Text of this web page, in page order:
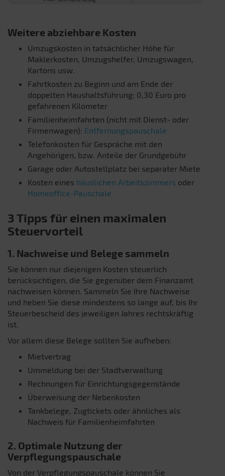
Weitere abziehbare Kosten
Umzugskosten in tatsächlicher Höhe für
Maklerkosten, Umzugshelfer, Umzugswagen,
Kartons usw.
Fahrtkosten zu Beginn und am Ende der
doppelten Haushaltsführung: 0,30 Euro pro
gefahrenen Kilometer
Familienheimfahrten (nicht mit Dienst- oder
Firmenwagen): Entfernungspauschale
Telefonkosten für Gespräche mit den
Angehörigen, bzw. Anteile der Grundgebühr
Garage oder Autostellplatz bei separater Miete
Kosten eines häuslichen Arbeitszimmers oder
Homeoffice-Pauschale
3 Tipps für einen maximalen
Steuervorteil
1. Nachweise und Belege sammeln
Sie können nur diejenigen Kosten steuerlich
berücksichtigen, die Sie gegenüber dem Finanzamt
nachweisen können. Sammeln Sie Ihre Nachweise
und heben Sie diese mindestens so lange auf, bis Ihr
Steuerbescheid des jeweiligen Jahres rechtskräftig
ist.
Vor allem diese Belege sollten Sie aufheben:
Mietvertrag
Ummeldung bei der Stadtverwaltung
Rechnungen für Einrichtungsgegenstände
Überweisung der Nebenkosten
Tankbelege, Zugtickets oder ähnliches als
Nachweis für Familienheimfahrten
2. Optimale Nutzung der
Verpflegungspauschale
Von der Verpflegungspauschale können Sie